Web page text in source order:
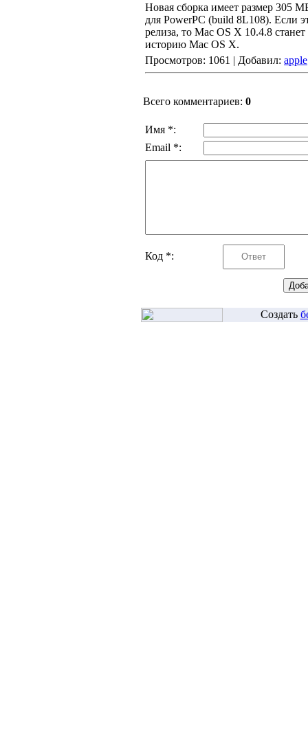
Новая сборка имеет размер 305
для PowerPC (build 8L108). Если
релиза, то Mac OS X 10.4.8
историю Mac OS X.
Просмотров: 1061 | Добавил: apple
Всего комментариев: 0
Имя *:
Email *:
Код *:
Создать